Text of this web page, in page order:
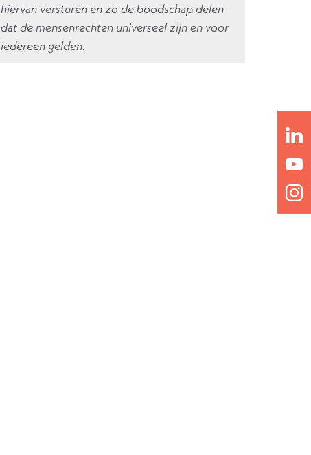
hiervan versturen en zo de boodschap delen
dat de mensenrechten universeel zijn en voor
iedereen gelden.